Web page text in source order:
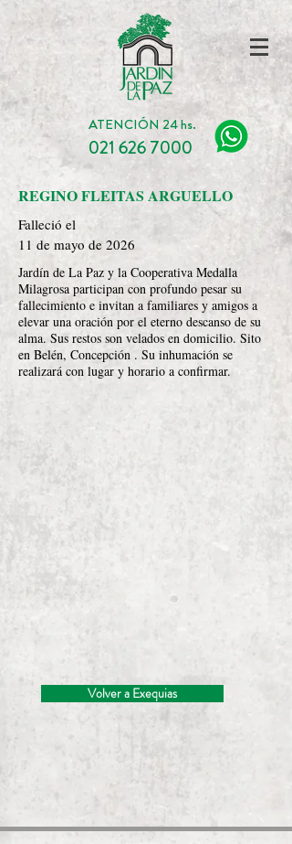
ATENCIÓN 24 hs.
021 626 7000
REGINO FLEITAS ARGUELLO
Falleció el
11 de mayo de 2026
Jardín de La Paz y la Cooperativa Medalla
Milagrosa participan con profundo pesar su
fallecimiento e invitan a familiares y amigos a
elevar una oración por el eterno descanso de su
alma. Sus restos son velados en domicilio. Sito
en Belén, Concepción . Su inhumación se
realizará con lugar y horario a confirmar.
Volver a Exequias